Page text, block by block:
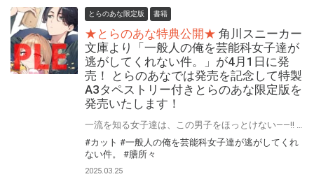
とらのあな限定版 書籍
★とらのあな特典公開★ 角川スニーカー
文庫より「一般人の俺を芸能科女子達が
逃がしてくれない件。」が4月1日に発
売！ とらのあなでは発売を記念して特製
A3タペストリー付きとらのあな限定版を
発売いたします！
#カット #一般人の俺を芸能科女子達が逃がしてくれ
ない件。
#膳所々
2025.03.25